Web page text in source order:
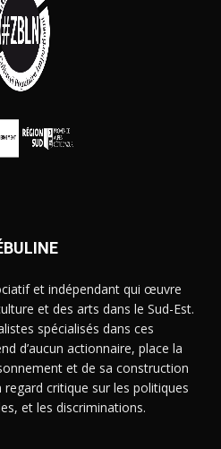
et indépendant qui œuvre
et des arts dans le Sud-Est.
spécialisés dans ces
d’aucun actionnaire, place la
et de sa construction
critique sur les politiques
et les discriminations.